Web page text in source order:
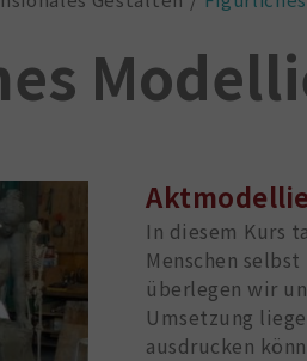
In diesem Kurs
Menschen
überlegen wir
Umsetzung
ausdrucken